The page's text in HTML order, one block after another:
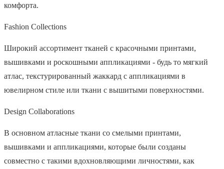
комфорта.
Fashion Collections
Широкий ассортимент тканей с красочными принтами,
вышивками и роскошными аппликациями - будь то мягкий
атлас, текстурированный жаккард с аппликациями в
ювелирном стиле или ткани с вышитыми поверхностями.
Design Collaborations
В основном атласные ткани со смелыми принтами,
вышивками и аппликациями, которые были созданы
совместно с такими вдохновляющими личностями, как